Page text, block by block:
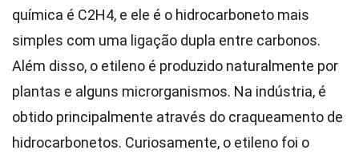
química é C2H4, e ele é o hidrocarboneto mais
simples com uma ligação dupla entre carbonos.
Além disso, o etileno é produzido naturalmente por
plantas e alguns microrganismos. Na indústria, é
obtido principalmente através do craqueamento de
hidrocarbonetos. Curiosamente, o etileno foi o